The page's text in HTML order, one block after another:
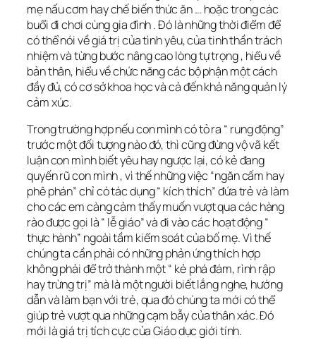
mẹ nấu cơm hay chế biến thức ăn … hoặc trong các
buổi đi chơi cùng gia đình . Đó là những thời điểm để
có thể nói về giá trị của tình yêu, của tinh thần trách
nhiệm và từng bước nâng cao lòng tự trọng , hiểu về
bản thân, hiểu về chức năng các bộ phận một cách
đầy đủ, có cơ sở khoa học và cả đến khả năng quản lý
cảm xúc.
Trong trường hợp nếu con mình có tỏ ra “ rung động”
trước một đối tượng nào đó, thì cũng đừng vộ vã kết
luận con mình biết yêu hay ngược lại, có kẻ đang
quyến rũ con mình , vì thế những việc “ngăn cấm hay
phê phán” chỉ có tác dụng “ kích thích” đứa trẻ và làm
cho các em càng cảm thấy muốn vượt qua các hàng
rào được gọi là “ lễ giáo” và đi vào các hoạt động “
thực hành” ngoài tầm kiểm soát của bố mẹ. Vì thế
chúng ta cần phải có những phản ứng thích hợp
không phải để trở thành một “ kẻ phá đám, rình rập
hay trừng trị” mà là một người biết lắng nghe, hướng
dẫn và làm bạn với trẻ, qua đó chúng ta mới có thể
giúp trẻ vượt qua những cạm bẫy của thân xác. Đó
mới là giá trị tích cực của Giáo dục giới tính.